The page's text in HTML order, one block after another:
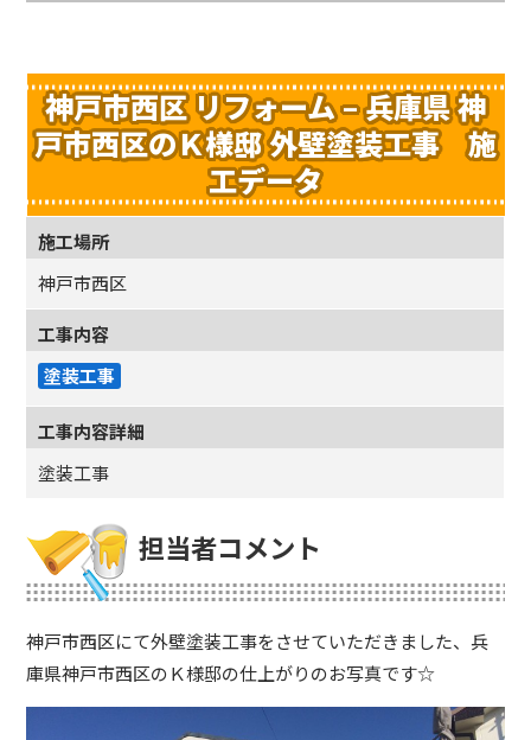
神戸市西区 リフォーム – 兵庫県 神
戸市西区のＫ様邸 外壁塗装工事 施
工データ
施工場所
神戸市西区
工事内容
塗装工事
工事内容詳細
塗装工事
担当者コメント
神戸市西区にて外壁塗装工事をさせていただきました、兵
庫県神戸市西区のＫ様邸の仕上がりのお写真です☆